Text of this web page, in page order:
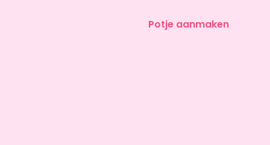
Potje aanmaken